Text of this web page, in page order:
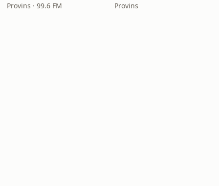
Provins · 99.6 FM Provins